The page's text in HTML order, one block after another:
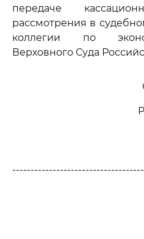
передаче
рассмотрения в
коллегии по
Верховного Суда